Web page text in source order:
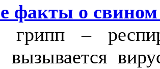
факты о свином
грипп –
вызывается